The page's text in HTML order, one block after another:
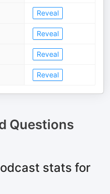
Reveal
Reveal
Reveal
Reveal
Questions
stats for